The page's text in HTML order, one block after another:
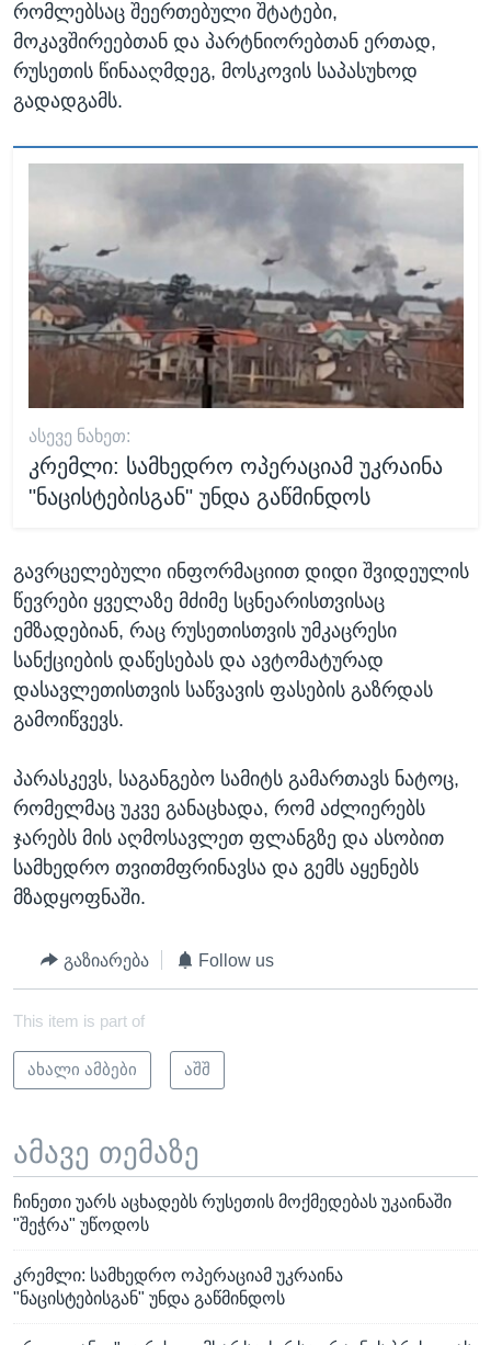
რომლებსაც შეერთებული შტატები,
მოკავშირეებთან და პარტნიორებთან ერთად,
რუსეთის წინააღმდეგ, მოსკოვის საპასუხოდ
გადადგამს.
ᲐᲡᲔᲕᲔ ᲜᲐᲮᲔᲗ:
კრემლი: სამხედრო ოპერაციამ უკრაინა
"ნაცისტებისგან" უნდა გაწმინდოს
გავრცელებული ინფორმაციით დიდი შვიდეულის
წევრები ყველაზე მძიმე სცნეარისთვისაც
ემზადებიან, რაც რუსეთისთვის უმკაცრესი
სანქციების დაწესებას და ავტომატურად
დასავლეთისთვის საწვავის ფასების გაზრდას
გამოიწვევს.
პარასკევს, საგანგებო სამიტს გამართავს ნატოც,
რომელმაც უკვე განაცხადა, რომ აძლიერებს
ჯარებს მის აღმოსავლეთ ფლანგზე და ასობით
სამხედრო თვითმფრინავსა და გემს აყენებს
მზადყოფნაში.
გაზიარება Follow us
This item is part of
ახალი ამბები აშშ
ამავე თემაზე
ჩინეთი უარს აცხადებს რუსეთის მოქმედებას უკაინაში
"შეჭრა" უწოდოს
კრემლი: სამხედრო ოპერაციამ უკრაინა
"ნაცისტებისგან" უნდა გაწმინდოს